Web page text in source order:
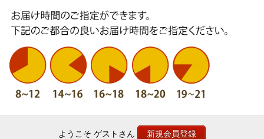
ようこそ ゲストさん 新規会員登録